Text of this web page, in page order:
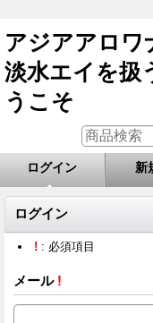
アジアアロワ
淡水エイを扱
うこそ
ログイン 新
ログイン
! : 必須項目
メール !